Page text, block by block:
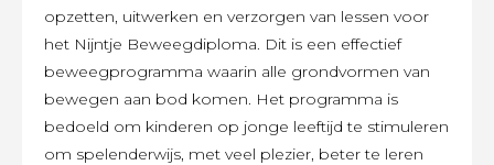
opzetten, uitwerken en verzorgen van lessen voor
het Nijntje Beweegdiploma. Dit is een effectief
beweegprogramma waarin alle grondvormen van
bewegen aan bod komen. Het programma is
bedoeld om kinderen op jonge leeftijd te stimuleren
om spelenderwijs, met veel plezier, beter te leren